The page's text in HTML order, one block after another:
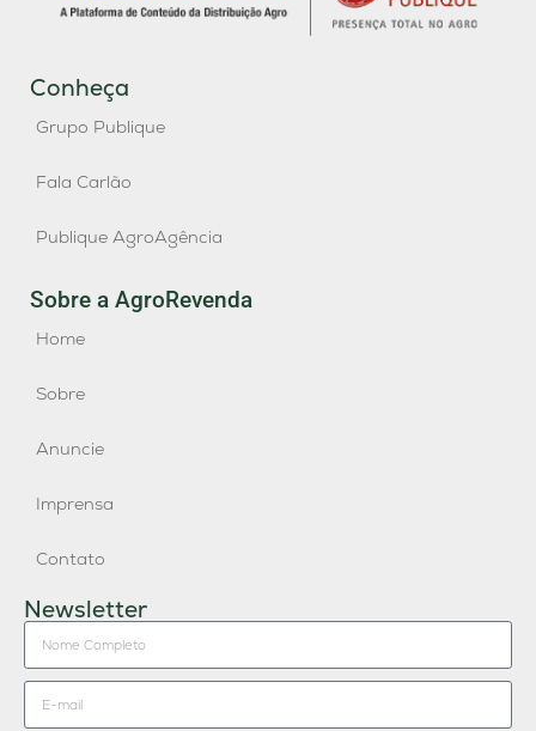
Conheça
Grupo Publique
Fala Carlão
Publique AgroAgência
Sobre a AgroRevenda
Home
Sobre
Anuncie
Imprensa
Contato
Newsletter